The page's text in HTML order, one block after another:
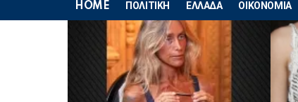
HOME ΠΟΛΙΤΙΚΗ ΕΛΛΑΔΑ ΟΙΚΟΝΟΜΙΑ